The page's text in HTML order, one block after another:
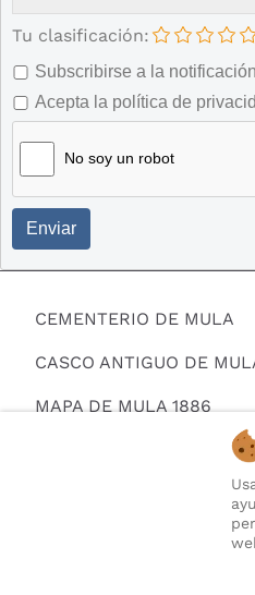
Tu clasificación:
Subscribirse a la
Acepta la política de
No soy un robot
Enviar
CEMENTERIO DE MULA
CASCO ANTIGUO DE
MAPA DE MULA 1886
MAPA HERALDICO DE